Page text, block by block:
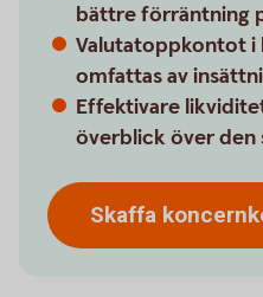
bättre förräntning
Valutatoppkontot i
omfattas av
Effektivare
överblick över den
Skaffa